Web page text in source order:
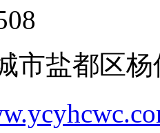
市盐都区